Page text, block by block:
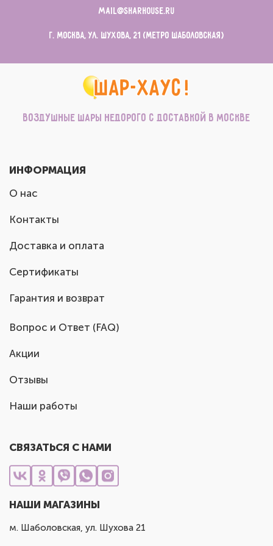
mail@sharhouse.ru
г. Москва, ул. Шухова, 21 (метро Шаболовская)
Воздушные шары недорого с доставкой в Москве
ИНФОРМАЦИЯ
О нас
Контакты
Доставка и оплата
Сертификаты
Гарантия и возврат
Вопрос и Ответ (FAQ)
Акции
Отзывы
Наши работы
СВЯЗАТЬСЯ С НАМИ
НАШИ МАГАЗИНЫ
м. Шаболовская, ул. Шухова 21